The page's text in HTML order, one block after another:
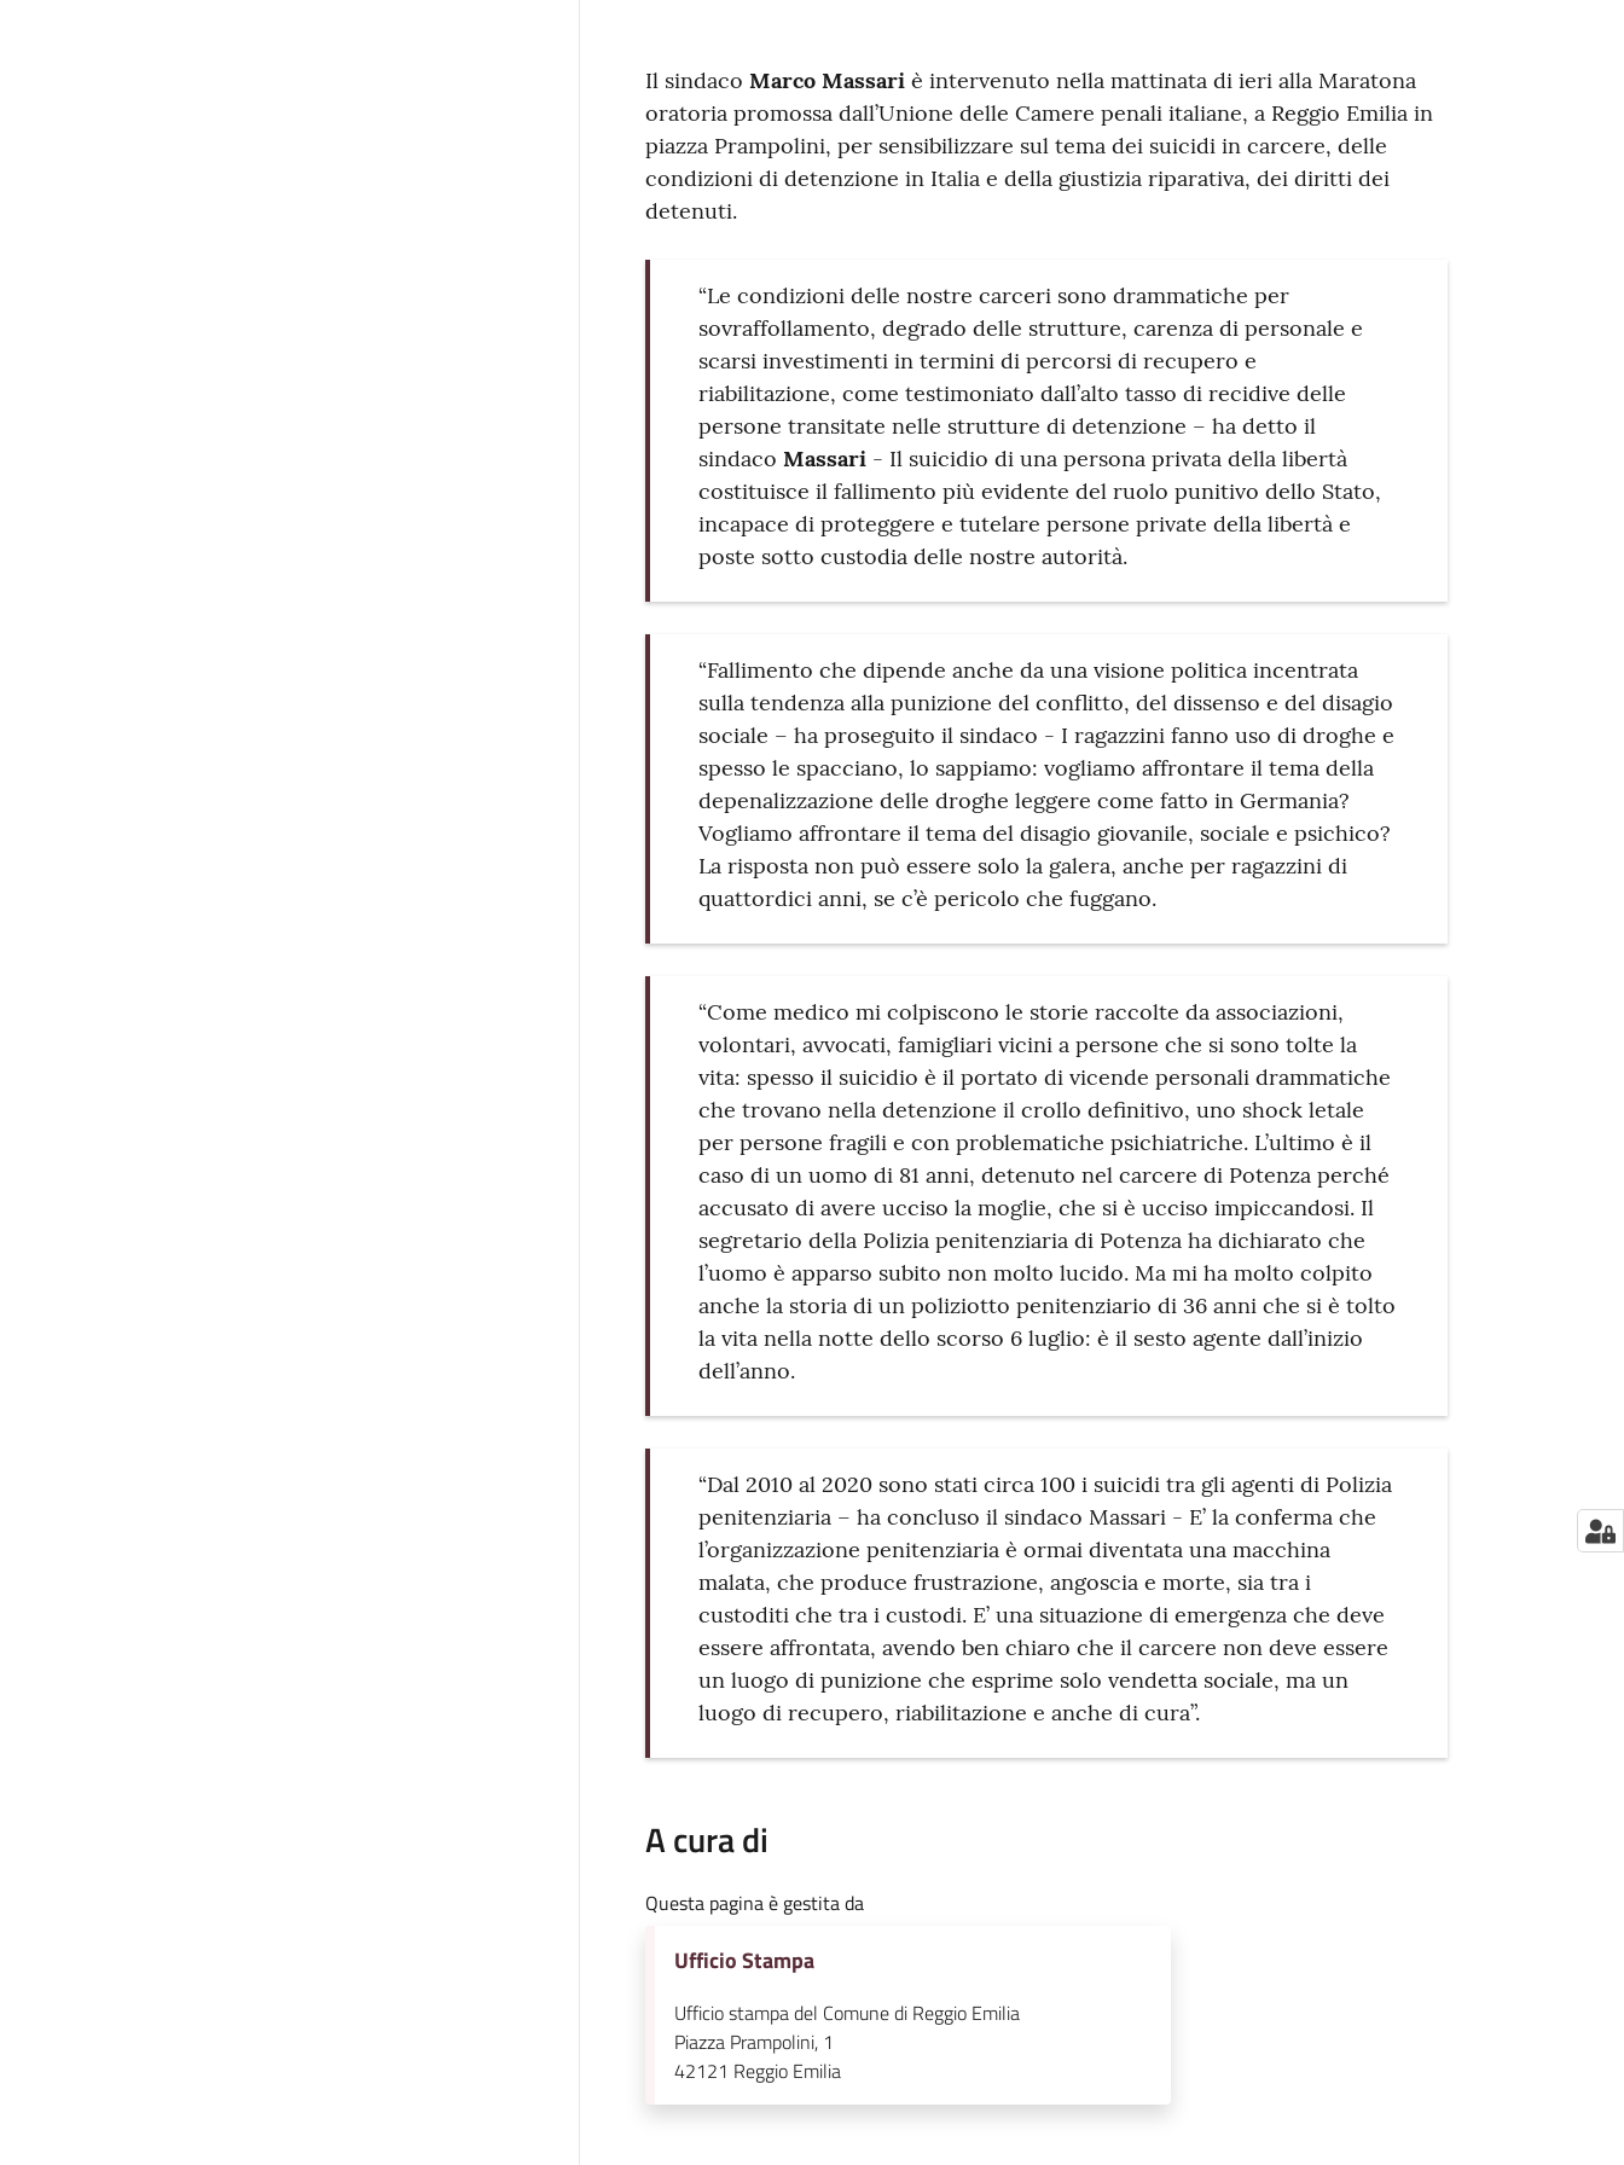
Contenuto
Il sindaco Marco Massari è intervenuto nella mattinata di ieri alla Maratona
oratoria promossa dall’Unione delle Camere penali italiane, a Reggio Emilia in
piazza Prampolini, per sensibilizzare sul tema dei suicidi in carcere, delle
condizioni di detenzione in Italia e della giustizia riparativa, dei diritti dei
detenuti.
“Le condizioni delle nostre carceri sono drammatiche per
sovraffollamento, degrado delle strutture, carenza di personale e
scarsi investimenti in termini di percorsi di recupero e
riabilitazione, come testimoniato dall’alto tasso di recidive delle
persone transitate nelle strutture di detenzione – ha detto il
sindaco Massari - Il suicidio di una persona privata della libertà
costituisce il fallimento più evidente del ruolo punitivo dello Stato,
incapace di proteggere e tutelare persone private della libertà e
poste sotto custodia delle nostre autorità.
“Fallimento che dipende anche da una visione politica incentrata
sulla tendenza alla punizione del conflitto, del dissenso e del disagio
sociale – ha proseguito il sindaco - I ragazzini fanno uso di droghe e
spesso le spacciano, lo sappiamo: vogliamo affrontare il tema della
depenalizzazione delle droghe leggere come fatto in Germania?
Vogliamo affrontare il tema del disagio giovanile, sociale e psichico?
La risposta non può essere solo la galera, anche per ragazzini di
quattordici anni, se c’è pericolo che fuggano.
“Come medico mi colpiscono le storie raccolte da associazioni,
volontari, avvocati, famigliari vicini a persone che si sono tolte la
vita: spesso il suicidio è il portato di vicende personali drammatiche
che trovano nella detenzione il crollo definitivo, uno shock letale
per persone fragili e con problematiche psichiatriche. L’ultimo è il
caso di un uomo di 81 anni, detenuto nel carcere di Potenza perché
accusato di avere ucciso la moglie, che si è ucciso impiccandosi. Il
segretario della Polizia penitenziaria di Potenza ha dichiarato che
l’uomo è apparso subito non molto lucido. Ma mi ha molto colpito
anche la storia di un poliziotto penitenziario di 36 anni che si è tolto
la vita nella notte dello scorso 6 luglio: è il sesto agente dall’inizio
dell’anno.
“Dal 2010 al 2020 sono stati circa 100 i suicidi tra gli agenti di Polizia
penitenziaria – ha concluso il sindaco Massari - E’ la conferma che
l’organizzazione penitenziaria è ormai diventata una macchina
malata, che produce frustrazione, angoscia e morte, sia tra i
custoditi che tra i custodi. E’ una situazione di emergenza che deve
essere affrontata, avendo ben chiaro che il carcere non deve essere
un luogo di punizione che esprime solo vendetta sociale, ma un
luogo di recupero, riabilitazione e anche di cura”.
A cura di
Questa pagina è gestita da
Ufficio Stampa
Ufficio stampa del Comune di Reggio Emilia
Piazza Prampolini, 1
42121 Reggio Emilia